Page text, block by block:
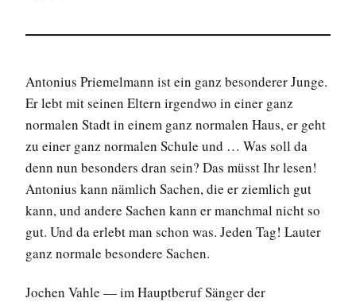
Antonius Priemelmann ist ein ganz besonderer Junge.
Er lebt mit seinen Eltern irgendwo in einer ganz
normalen Stadt in einem ganz normalen Haus, er geht
zu einer ganz normalen Schule und … Was soll da
denn nun besonders dran sein? Das müsst Ihr lesen!
Antonius kann nämlich Sachen, die er ziemlich gut
kann, und andere Sachen kann er manchmal nicht so
gut. Und da erlebt man schon was. Jeden Tag! Lauter
ganz normale besondere Sachen.
Jochen Vahle — im Hauptberuf Sänger der